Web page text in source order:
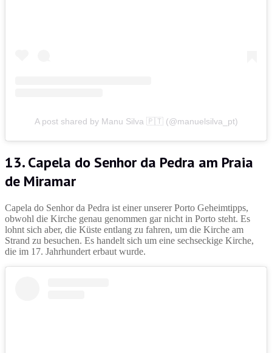
A post shared by Manu Silva 🇵🇹 (@manuelsilva_pt)
13. Capela do Senhor da Pedra am Praia
de Miramar
Capela do Senhor da Pedra ist einer unserer Porto Geheimtipps,
obwohl die Kirche genau genommen gar nicht in Porto steht. Es
lohnt sich aber, die Küste entlang zu fahren, um die Kirche am
Strand zu besuchen. Es handelt sich um eine sechseckige Kirche,
die im 17. Jahrhundert erbaut wurde.